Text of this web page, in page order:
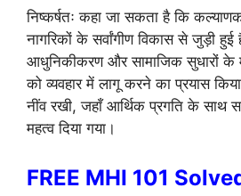
निष्कर्षतः कहा जा सकता है कि
नागरिकों के सर्वांगीण विकास से जुड़ी
आधुनिकीकरण और सामाजिक सुधारों के
को व्यवहार में लागू करने का प्रयास
नींव रखी, जहाँ आर्थिक प्रगति के साथ
महत्व दिया गया।
FREE MHI 101